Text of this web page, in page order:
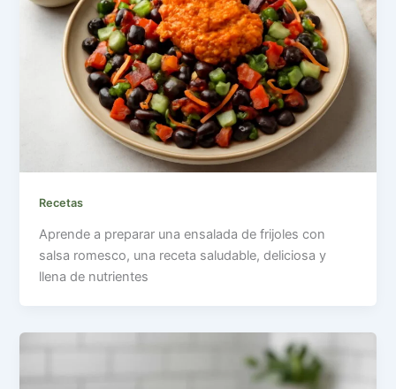
Recetas
Aprende a preparar una ensalada de frijoles con
salsa romesco, una receta saludable, deliciosa y
llena de nutrientes